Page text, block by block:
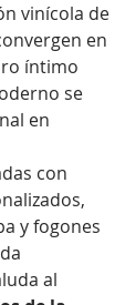
vinícola de
en
íntimo
se
en
con
y fogones
al